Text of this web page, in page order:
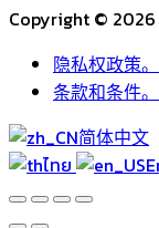
Copyright © 2026
隐私权政策。
条款和条件。
简体中文
ไทย